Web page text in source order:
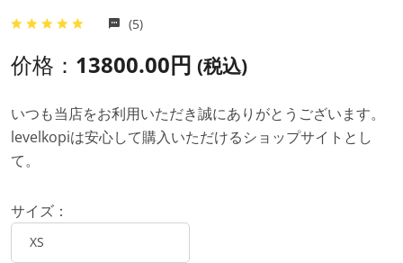
(5)
价格： 13800.00円 (税込)
いつも当店をお利用いただき誠にありがとうございます。
levelkopiは安心して購入いただけるショップサイトとし
て。
サイズ：